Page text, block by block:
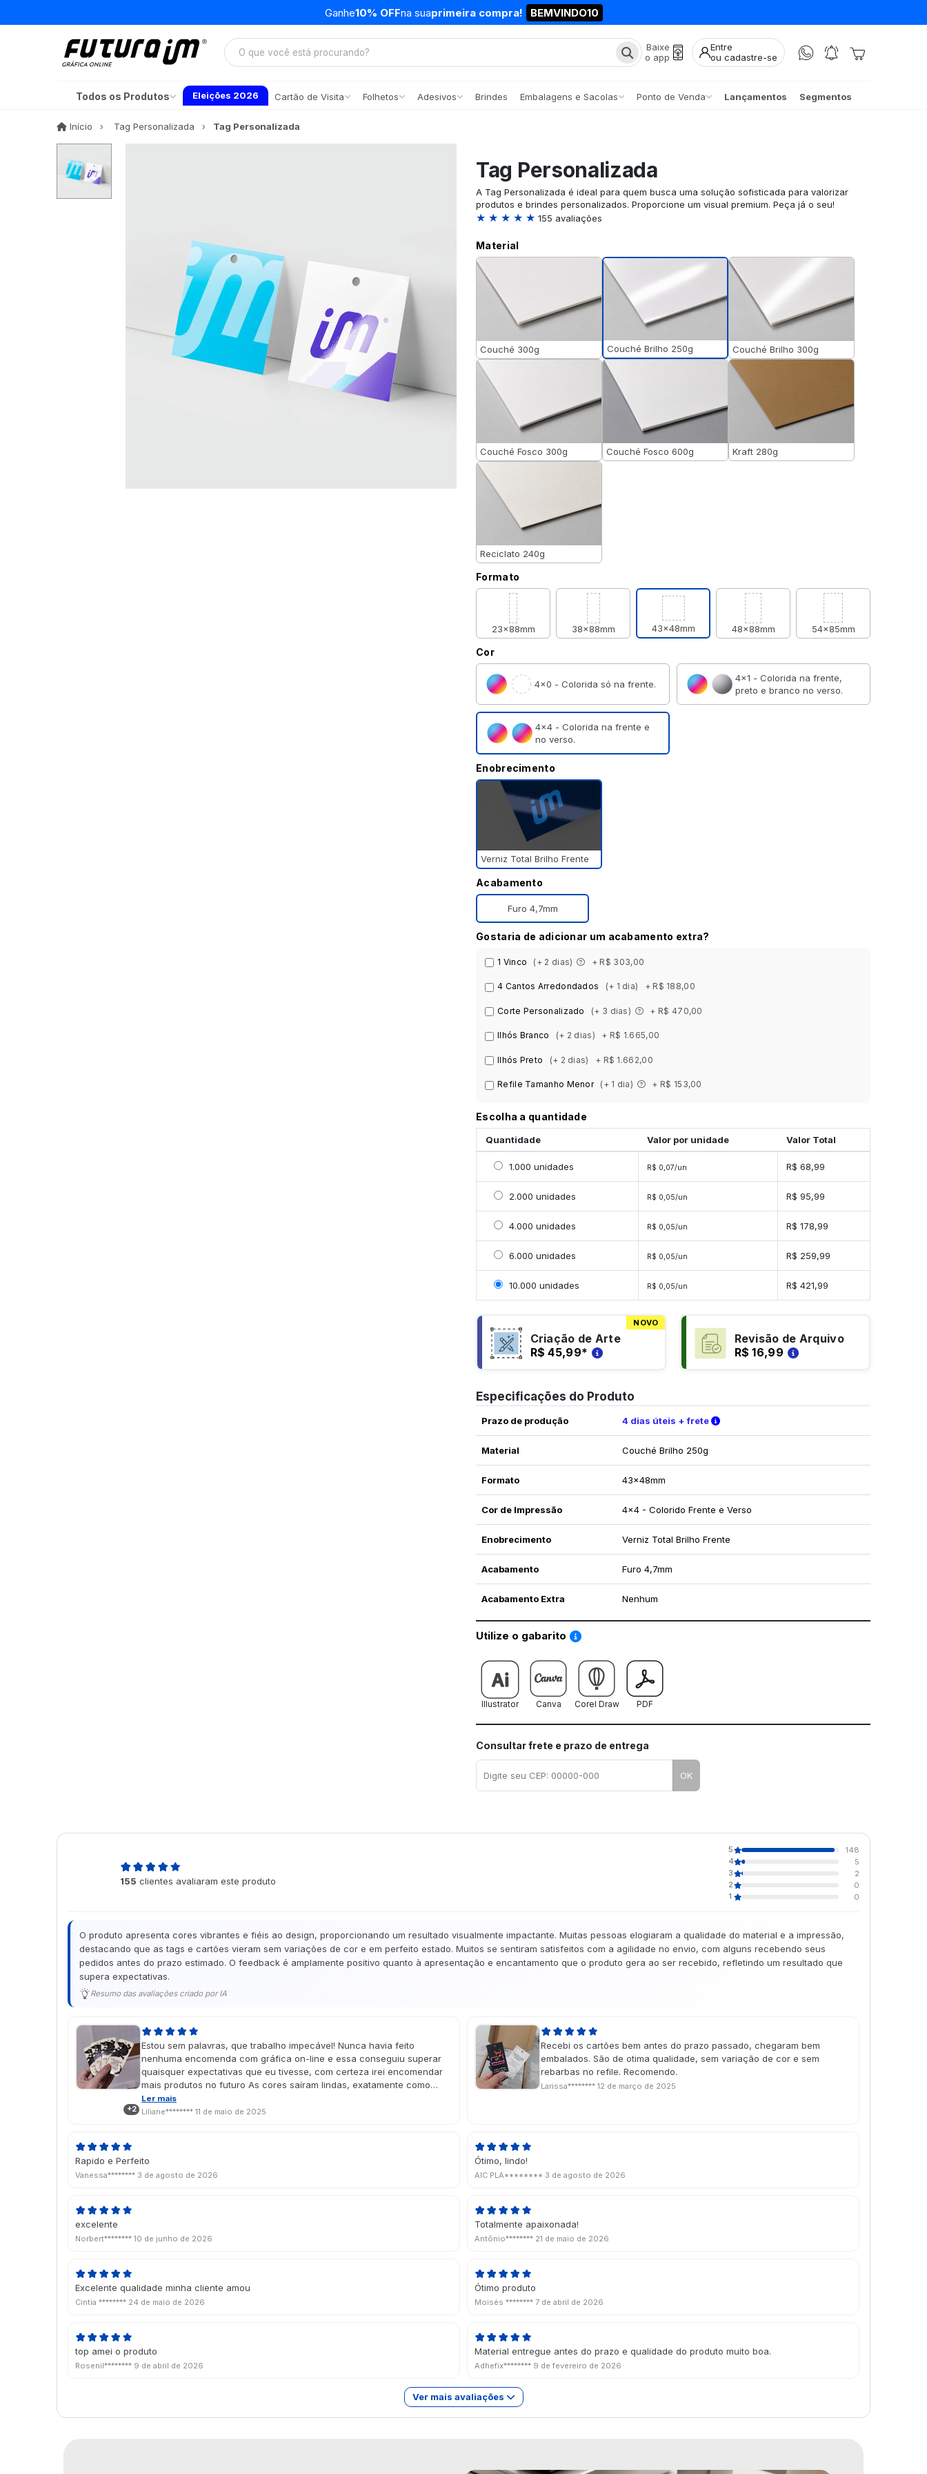
Ganhe10% OFFna suaprimeira compra! BEMVINDO10
Baixe
o app
Entre
ou cadastre-se
Todos os Produtos Eleições 2026 Cartão de Visita Folhetos Adesivos Brindes Embalagens e Sacolas Ponto de Venda Lançamentos Segmentos
Início Início Tag Personalizada Tag Personalizada
Tag Personalizada
A Tag Personalizada é ideal para quem busca uma solução sofisticada para valorizar
produtos e brindes personalizados. Proporcione um visual premium. Peça já o seu!
★ ★ ★ ★ ★ 155 avaliações
Material
Couché 300g Couché Brilho 250g Couché Brilho 300g
Couché Fosco 300g Couché Fosco 600g Kraft 280g
Reciclato 240g
Formato
23x88mm 38x88mm 43x48mm 48x88mm 54x85mm
Cor
4×0 - Colorida só na frente.
4×1 - Colorida na frente,
preto e branco no verso.
4×4 - Colorida na frente e
no verso.
Enobrecimento
Verniz Total Brilho Frente
Acabamento
Furo 4,7mm
Gostaria de adicionar um acabamento extra?
1 Vinco (+ 2 dias) + R$ 303,00
4 Cantos Arredondados (+ 1 dia) + R$ 188,00
Corte Personalizado (+ 3 dias) + R$ 470,00
Ilhós Branco (+ 2 dias) + R$ 1.665,00
Ilhós Preto (+ 2 dias) + R$ 1.662,00
Refile Tamanho Menor (+ 1 dia) + R$ 153,00
Escolha a quantidade
Quantidade Valor por unidade Valor Total
Selecionar 1000 unidades
1.000 unidades R$ 0,07/un R$ 68,99
Selecionar 2000 unidades
2.000 unidades R$ 0,05/un R$ 95,99
Selecionar 4000 unidades
4.000 unidades R$ 0,05/un R$ 178,99
Selecionar 6000 unidades
6.000 unidades R$ 0,05/un R$ 259,99
Selecionar 10000 unidades
10.000 unidades R$ 0,05/un R$ 421,99
NOVO
Criação de Arte
R$ 45,99*
Revisão de Arquivo
R$ 16,99
Especificações do Produto
Prazo de produção 4 dias úteis + frete Verifique as condições de entrega
Material Couché Brilho 250g
Formato 43x48mm
Cor de Impressão 4x4 - Colorido Frente e Verso
Enobrecimento Verniz Total Brilho Frente
Acabamento Furo 4,7mm
Acabamento Extra Nenhum
Utilize o gabarito Saiba como utilizar os nossos gabaritos
Illustrator Canva Corel Draw PDF
Consultar frete e prazo de entrega
OK
155 clientes avaliaram este produto
5
148
4
5
3
2
2
0
1
0
O produto apresenta cores vibrantes e fiéis ao design, proporcionando um resultado visualmente impactante. Muitas pessoas elogiaram a qualidade do material e a impressão,
destacando que as tags e cartões vieram sem variações de cor e em perfeito estado. Muitos se sentiram satisfeitos com a agilidade no envio, com alguns recebendo seus
pedidos antes do prazo estimado. O feedback é amplamente positivo quanto à apresentação e encantamento que o produto gera ao ser recebido, refletindo um resultado que
supera expectativas.
Resumo das avaliações criado por IA
+2
Estou sem palavras, que trabalho impecável! Nunca havia feito
nenhuma encomenda com gráfica on-line e essa conseguiu superar
quaisquer expectativas que eu tivesse, com certeza irei encomendar
mais produtos no futuro As cores saíram lindas, exatamente como
imaginei no design, e o vinil localizado deu um charme muito especial!
É um presente de dia das mães e chegou na data perfeita, super
Ler mais
Liliane******** 11 de maio de 2025
Recebi os cartões bem antes do prazo passado, chegaram bem
embalados. São de otima qualidade, sem variação de cor e sem
rebarbas no refile. Recomendo.
Larissa******** 12 de março de 2025
Rapido e Perfeito
Vanessa******** 3 de agosto de 2026
Ótimo, lindo!
AIC PLA******** 3 de agosto de 2026
excelente
Norbert******** 10 de junho de 2026
Totalmente apaixonada!
Antônio******** 21 de maio de 2026
Excelente qualidade minha cliente amou
Cintia ******** 24 de maio de 2026
Ótimo produto
Moisés ******** 7 de abril de 2026
top amei o produto
Rosenil******** 9 de abril de 2026
Material entregue antes do prazo e qualidade do produto muito boa.
Adhefix******** 9 de fevereiro de 2026
Ver mais avaliações